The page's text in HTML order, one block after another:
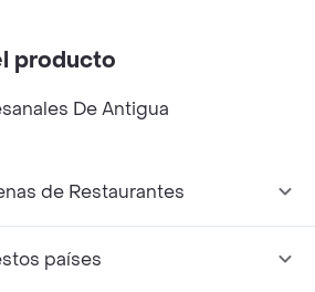
producto
De Antigua
de Restaurantes
países